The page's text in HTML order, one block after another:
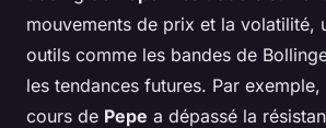
mouvements de prix et la volatilité,
outils comme les bandes de
les tendances futures. Par
cours de Pepe a dépassé la